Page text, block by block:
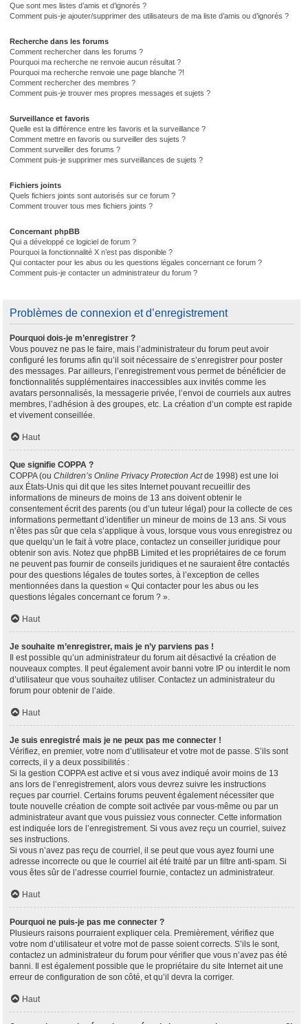
Que sont mes listes d’amis et d’ignorés ?
Comment puis-je ajouter/supprimer des utilisateurs de ma liste d’amis ou d’ignorés ?
Recherche dans les forums
Comment rechercher dans les forums ?
Pourquoi ma recherche ne renvoie aucun résultat ?
Pourquoi ma recherche renvoie une page blanche ?!
Comment rechercher des membres ?
Comment puis-je trouver mes propres messages et sujets ?
Surveillance et favoris
Quelle est la différence entre les favoris et la surveillance ?
Comment mettre en favoris ou surveiller des sujets ?
Comment surveiller des forums ?
Comment puis-je supprimer mes surveillances de sujets ?
Fichiers joints
Quels fichiers joints sont autorisés sur ce forum ?
Comment trouver tous mes fichiers joints ?
Concernant phpBB
Qui a développé ce logiciel de forum ?
Pourquoi la fonctionnalité X n’est pas disponible ?
Qui contacter pour les abus ou les questions légales concernant ce forum ?
Comment puis-je contacter un administrateur du forum ?
Problèmes de connexion et d’enregistrement
Pourquoi dois-je m’enregistrer ?
Vous pouvez ne pas le faire, mais l’administrateur du forum peut avoir
configuré les forums afin qu’il soit nécessaire de s’enregistrer pour poster
des messages. Par ailleurs, l’enregistrement vous permet de bénéficier de
fonctionnalités supplémentaires inaccessibles aux invités comme les
avatars personnalisés, la messagerie privée, l’envoi de courriels aux autres
membres, l’adhésion à des groupes, etc. La création d’un compte est rapide
et vivement conseillée.
Haut
Que signifie COPPA ?
COPPA (ou Children’s Online Privacy Protection Actde 1998) est une loi
aux États-Unis qui dit que les sites Internet pouvant recueillir des
informations de mineurs de moins de 13 ans doivent obtenir le
consentement écrit des parents (ou d’un tuteur légal) pour la collecte de ces
informations permettant d’identifier un mineur de moins de 13 ans. Si vous
n’êtes pas sûr que cela s’applique à vous, lorsque vous vous enregistrez ou
que quelqu’un le fait à votre place, contactez un conseiller juridique pour
obtenir son avis. Notez que phpBB Limited et les propriétaires de ce forum
ne peuvent pas fournir de conseils juridiques et ne sauraient être contactés
pour des questions légales de toutes sortes, à l’exception de celles
mentionnées dans la question « Qui contacter pour les abus ou les
questions légales concernant ce forum ? ».
Haut
Je souhaite m’enregistrer, mais je n’y parviens pas !
Il est possible qu’un administrateur du forum ait désactivé la création de
nouveaux comptes. Il peut également avoir banni votre IP ou interdit le nom
d’utilisateur que vous souhaitez utiliser. Contactez un administrateur du
forum pour obtenir de l’aide.
Haut
Je suis enregistré mais je ne peux pas me connecter !
Vérifiez, en premier, votre nom d’utilisateur et votre mot de passe. S’ils sont
corrects, il y a deux possibilités :
Si la gestion COPPA est active et si vous avez indiqué avoir moins de 13
ans lors de l’enregistrement, alors vous devrez suivre les instructions
reçues par courriel. Certains forums peuvent également nécessiter que
toute nouvelle création de compte soit activée par vous-même ou par un
administrateur avant que vous puissiez vous connecter. Cette information
est indiquée lors de l’enregistrement. Si vous avez reçu un courriel, suivez
ses instructions.
Si vous n’avez pas reçu de courriel, il se peut que vous ayez fourni une
adresse incorrecte ou que le courriel ait été traité par un filtre anti-spam. Si
vous êtes sûr de l’adresse courriel fournie, contactez un administrateur.
Haut
Pourquoi ne puis-je pas me connecter ?
Plusieurs raisons pourraient expliquer cela. Premièrement, vérifiez que
votre nom d’utilisateur et votre mot de passe soient corrects. S’ils le sont,
contactez un administrateur du forum pour vérifier que vous n’avez pas été
banni. Il est également possible que le propriétaire du site Internet ait une
erreur de configuration de son côté, et qu’il devra la corriger.
Haut